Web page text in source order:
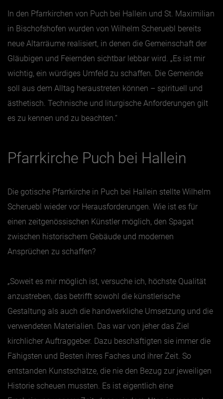
In den Pfarrkirchen von Puch bei Hallein und St. Maximilian
in Bischofshofen wurden von Wilhelm Scheruebl bereits
neue Altarräume realisiert, in denen die Gemeinschaft der
Gläubigen und Feiernden sichtbar lebbar wird. „Es ist mir
wichtig, ein würdiges Umfeld zu schaffen. Die Gemeinde
soll aus dem Alltag heraustreten können – spirituell und
ästhetisch. Technische und liturgische Anforderungen gilt
es zu kennen und zu beachten.“
Pfarrkirche Puch bei Hallein
Die gotische Pfarrkirche in Puch bei Hallein stellte Wilhelm
Scheruebl wieder vor Herausforderungen. Wie ist es für
einen zeitgenössischen Künstler möglich, den Spagat
zwischen historischem Gebäude und modernen
Ansprüchen zu schaffen?
„Soweit es mir möglich ist, versuche ich, höchste Qualität
anzustreben, das betrifft sowohl die künstlerische
Gestaltung als auch die handwerkliche Umsetzung und die
verwendeten Materialien. Das war von jeher das Ziel
kirchlicher Auftraggeber. Dazu beschäftigten sie immer die
Fähigsten und Besten ihres Faches und ihrer Zeit. So
entstanden Kunstschätze, die nie den Bezug zur jeweiligen
Historie scheuen mussten. Es ist eigentlich eine